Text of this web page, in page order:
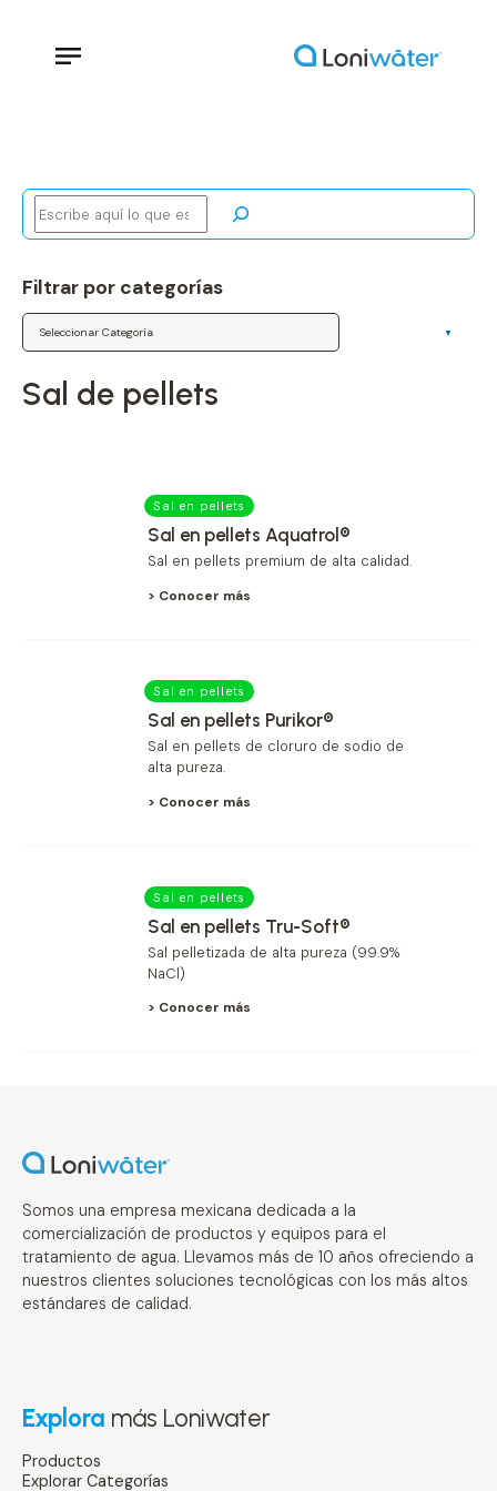
Buscar
Filtrar por categorías
Categorías
sal de pellets
Sal en pellets
Sal en pellets Aquatrol®
Sal en pellets premium de alta calidad.
> Conocer más
Sal en pellets
Sal en pellets Purikor®
Sal en pellets de cloruro de sodio de
alta pureza.
> Conocer más
Sal en pellets
Sal en pellets Tru-Soft®
Sal pelletizada de alta pureza (99.9%
NaCl)
> Conocer más
Somos una empresa mexicana dedicada a la
comercialización de productos y equipos para el
tratamiento de agua. Llevamos más de 10 años ofreciendo a
nuestros clientes soluciones tecnológicas con los más altos
estándares de calidad.
Explora más Loniwater
Productos
Explorar Categorías